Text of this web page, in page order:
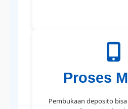
Proses
Pembukaan deposito